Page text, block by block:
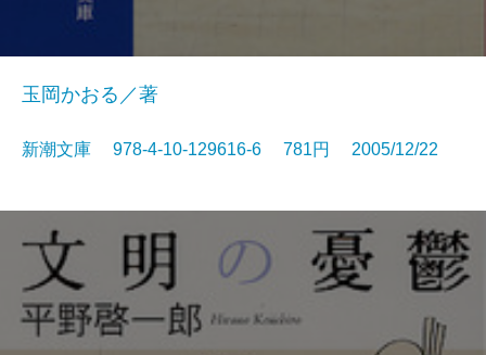
玉岡かおる／著
新潮文庫 978-4-10-129616-6 781円 2005/12/22